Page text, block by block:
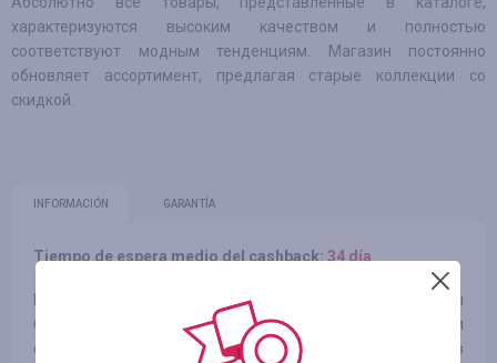
характеризуются высоким качеством и полностью
соответствуют модным тенденциям. Магазин постоянно
обновляет ассортимент, предлагая старые коллекции со
скидкой.
INFORMACIÓN GARANTÍA
Tiempo de espera medio del cashback: 34 día
Мы любим моду так сильно, как вы. Мы хотим, чтобы вы
были вдохновлены нашими свежими стилями и
ослеплены бесконечными возможностями - но без